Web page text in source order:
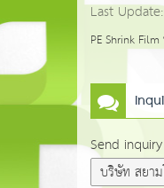
Last Update:
PE Shrink
Send